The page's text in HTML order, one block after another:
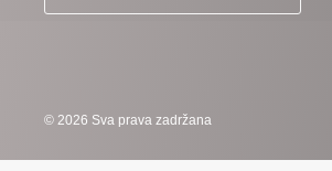
© 2026 Sva prava zadržana